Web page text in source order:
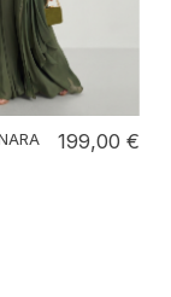
199,00 €